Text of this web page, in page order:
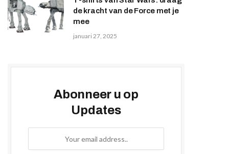
de kracht van de Force met je
mee
januari 27, 2025
Abonneer u op
Updates